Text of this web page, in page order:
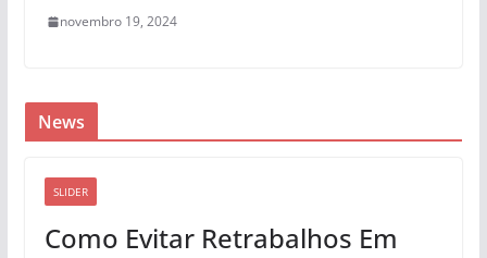
novembro 19, 2024
News
SLIDER
Como Evitar Retrabalhos Em